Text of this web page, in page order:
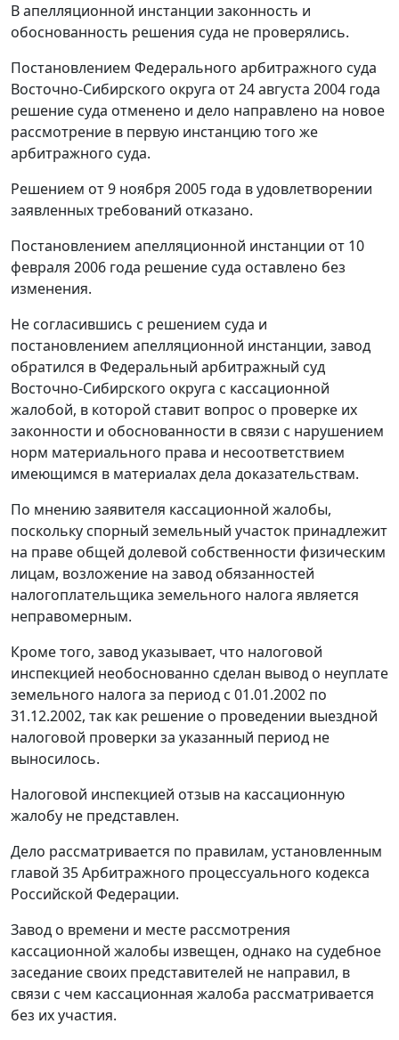
В апелляционной инстанции законность и
обоснованность решения суда не проверялись.
Постановлением Федерального арбитражного суда
Восточно-Сибирского округа от 24 августа 2004 года
решение суда отменено и дело направлено на новое
рассмотрение в первую инстанцию того же
арбитражного суда.
Решением от 9 ноября 2005 года в удовлетворении
заявленных требований отказано.
Постановлением апелляционной инстанции от 10
февраля 2006 года решение суда оставлено без
изменения.
Не согласившись с решением суда и
постановлением апелляционной инстанции, завод
обратился в Федеральный арбитражный суд
Восточно-Сибирского округа с кассационной
жалобой, в которой ставит вопрос о проверке их
законности и обоснованности в связи с нарушением
норм материального права и несоответствием
имеющимся в материалах дела доказательствам.
По мнению заявителя кассационной жалобы,
поскольку спорный земельный участок принадлежит
на праве общей долевой собственности физическим
лицам, возложение на завод обязанностей
налогоплательщика земельного налога является
неправомерным.
Кроме того, завод указывает, что налоговой
инспекцией необоснованно сделан вывод о неуплате
земельного налога за период с 01.01.2002 по
31.12.2002, так как решение о проведении выездной
налоговой проверки за указанный период не
выносилось.
Налоговой инспекцией отзыв на кассационную
жалобу не представлен.
Дело рассматривается по правилам, установленным
главой 35 Арбитражного процессуального кодекса
Российской Федерации.
Завод о времени и месте рассмотрения
кассационной жалобы извещен, однако на судебное
заседание своих представителей не направил, в
связи с чем кассационная жалоба рассматривается
без их участия.